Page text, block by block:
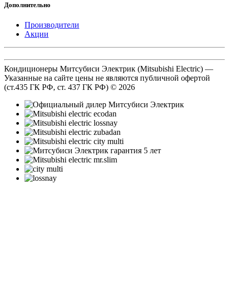
Дополнительно
Производители
Акции
Кондиционеры Митсубиси Электрик (Mitsubishi Electric) —
Указанные на сайте цены не являются публичной офертой
(ст.435 ГК РФ, cт. 437 ГК РФ) © 2026